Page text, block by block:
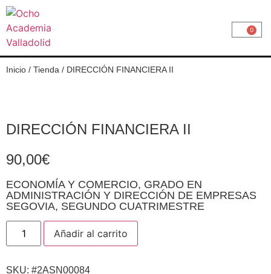
0
Inicio / Tienda / DIRECCIÓN FINANCIERA II
DIRECCIÓN FINANCIERA II
90,00€
ECONOMÍA Y COMERCIO, GRADO EN
ADMINISTRACIÓN Y DIRECCIÓN DE EMPRESAS
SEGOVIA, SEGUNDO CUATRIMESTRE
Añadir al carrito
SKU: #2ASN00084